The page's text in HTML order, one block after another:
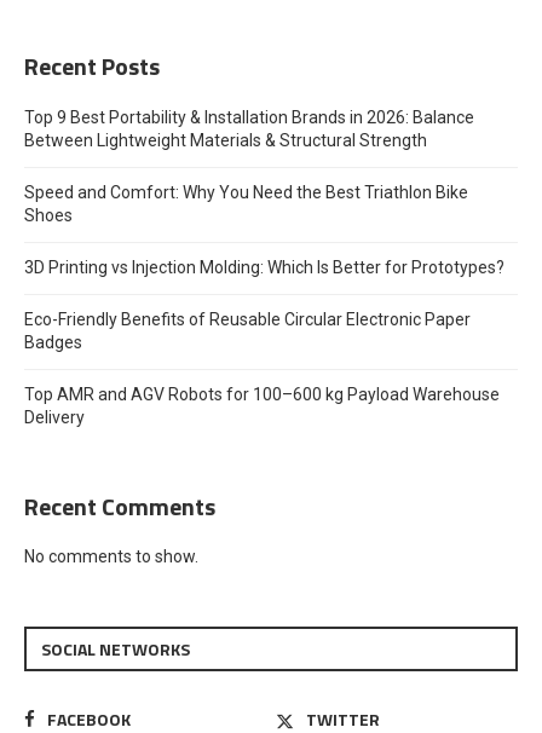
Recent Posts
Top 9 Best Portability & Installation Brands in 2026: Balance
Between Lightweight Materials & Structural Strength
Speed and Comfort: Why You Need the Best Triathlon Bike
Shoes
3D Printing vs Injection Molding: Which Is Better for Prototypes?
Eco-Friendly Benefits of Reusable Circular Electronic Paper
Badges
Top AMR and AGV Robots for 100–600 kg Payload Warehouse
Delivery
Recent Comments
No comments to show.
SOCIAL NETWORKS
FACEBOOK
TWITTER